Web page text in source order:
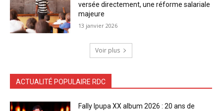
versée directement, une réforme salariale
majeure
13 janvier 2026
Voir plus
ACTUALITÉ POPULAIRE RDC
Fally Ipupa XX album 2026 : 20 ans de